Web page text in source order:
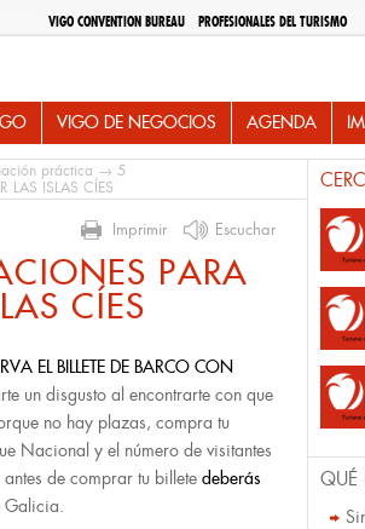
VIGO CONVENTION BUREAU PROFESIONALES DEL TURISMO
VIGO DE NEGOCIOS AGENDA
práctica → 5
LAS ISLAS CÍES
Imprimir Escuchar
PARA
CÍES
EL BILLETE DE BARCO CON
un disgusto al encontrarte con que
no hay plazas, compra tu
Nacional y el número de visitantes
de comprar tu billete deberás
Galicia.
QUÉ